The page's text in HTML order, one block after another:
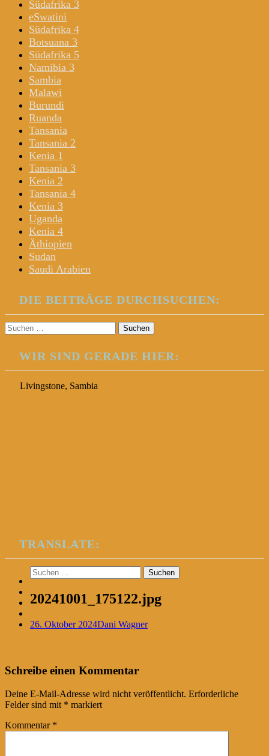
Südafrika 3
eSwatini
Südafrika 4
Botsuana 3
Südafrika 5
Namibia 3
Sambia
Malawi
Burundi
Ruanda
Tansania
Tansania 2
Kenia 1
Tansania 3
Kenia 2
Tansania 4
Kenia 3
Uganda
Kenia 4
Äthiopien
Sudan
Saudi Arabien
DIE BEITRÄGE DURCHSUCHEN:
Suchen
nach:
WIR SIND GERADE HIER:
Livingstone, Sambia
TRANSLATE:
Suchen
nach:
20241001_175122.jpg
26. Oktober 2024Dani Wagner
Post
navigation
←
Schreibe einen Kommentar
Deine E-Mail-Adresse wird nicht veröffentlicht. Erforderliche
Felder sind mit * markiert
Kommentar *